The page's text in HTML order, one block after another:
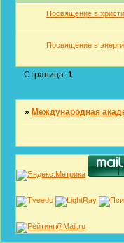
Посвящение в
Посвящение в
Страница:1
» Международная